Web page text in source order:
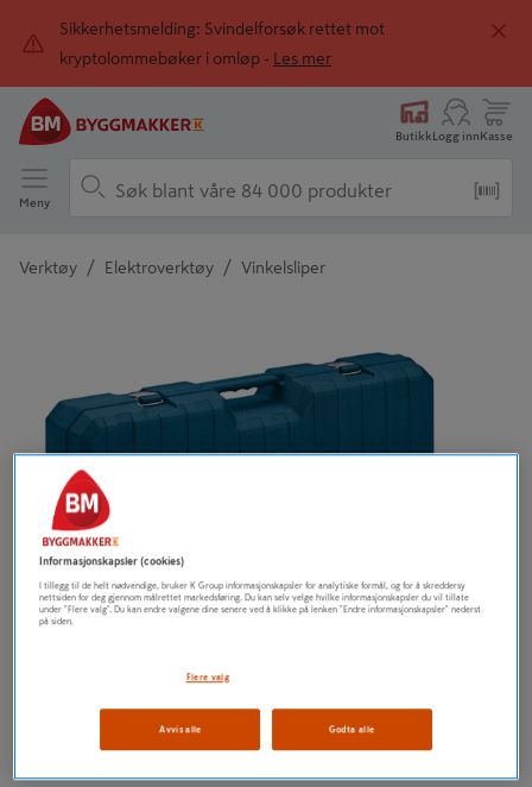
Sikkerhetsmelding: Svindelforsøk rettet mot
kryptolommebøker i omløp -
Les mer
ButikkLogg innKasse
Meny
Verktøy / Elektroverktøy / Vinkelsliper
Informasjonskapsler (cookies)
I tillegg til de helt nødvendige, bruker K Group informasjonskapsler for analytiske formål, og for å skreddersy
nettsiden for deg gjennom målrettet markedsføring. Du kan selv velge hvilke informasjonskapsler du vil tillate
under "Flere valg". Du kan endre valgene dine senere ved å klikke på lenken "Endre informasjonskapsler" nederst
på siden.
Flere valg
Avvis alle Godta alle